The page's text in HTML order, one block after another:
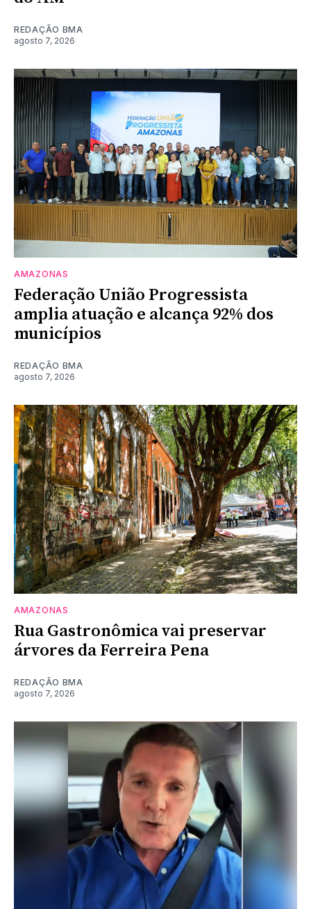
REDAÇÃO BMA
agosto 7, 2026
AMAZONAS
Federação União Progressista
amplia atuação e alcança 92% dos
municípios
REDAÇÃO BMA
agosto 7, 2026
AMAZONAS
Rua Gastronômica vai preservar
árvores da Ferreira Pena
REDAÇÃO BMA
agosto 7, 2026